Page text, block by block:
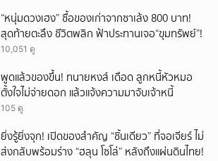
“หนุ่มดวงเฮง” ซื้อของเก่าจากซาเล้ง 800 บาท!
สุดท้ายตะลึง ชีวิตพลิก ฟ้าประทานเจอ“ขุมทรัพย์”!
10,051 ดู
พูดแล้วของขึ้น! ทนายหงส์ เดือด ลูกหนี้หัวหมอ
ตั้งใจไม่จ่ายดอก แล้วแจ้งความมาจับเจ้าหนี้
105 ดู
ยิ่งรู้ยิ่งจุก! เปิดของสำคัญ “ชิ้นเดียว” ที่จอเจียร์ ไม่
ส่งกลับพร้อมร่าง “ฮลุน โซโล่” หลังถึงแผ่นดินไทย!